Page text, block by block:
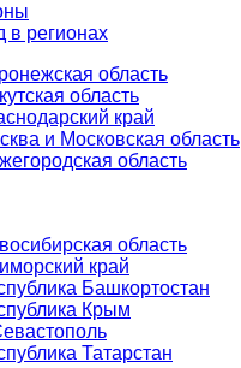
в регионах
область
область
край
и Московская область
область
область
край
Башкортостан
Крым
Татарстан